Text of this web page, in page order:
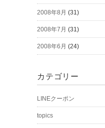
2008年8月 (31)
2008年7月 (31)
2008年6月 (24)
カテゴリー
LINEクーポン
topics